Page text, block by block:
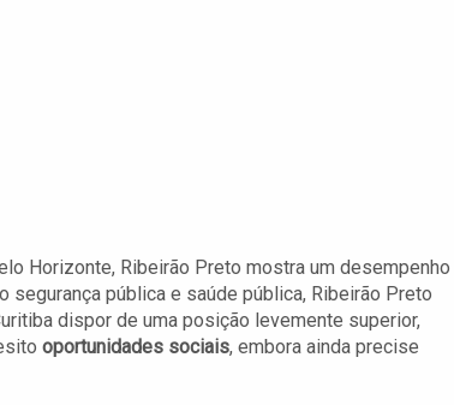
Horizonte, Ribeirão Preto mostra um desempenho
pública e saúde pública, Ribeirão Preto
dispor de uma posição levemente superior,
oportunidades sociais, embora ainda precise